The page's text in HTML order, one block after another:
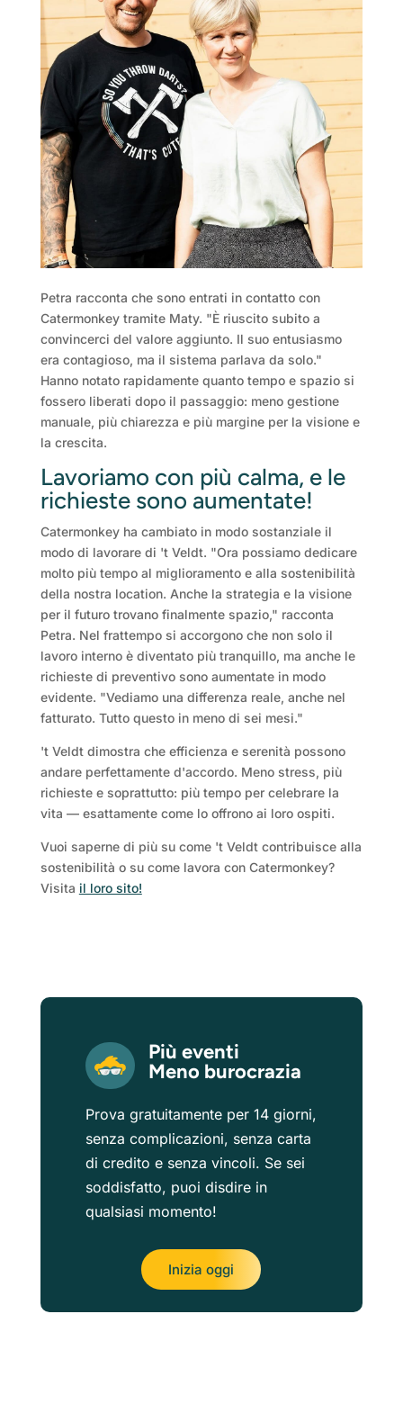
Petra racconta che sono entrati in contatto con
Catermonkey tramite Maty. "È riuscito subito a
convincerci del valore aggiunto. Il suo entusiasmo
era contagioso, ma il sistema parlava da solo."
Hanno notato rapidamente quanto tempo e spazio si
fossero liberati dopo il passaggio: meno gestione
manuale, più chiarezza e più margine per la visione e
la crescita.
Lavoriamo con più calma, e le
richieste sono aumentate!
Catermonkey ha cambiato in modo sostanziale il
modo di lavorare di 't Veldt. "Ora possiamo dedicare
molto più tempo al miglioramento e alla sostenibilità
della nostra location. Anche la strategia e la visione
per il futuro trovano finalmente spazio," racconta
Petra. Nel frattempo si accorgono che non solo il
lavoro interno è diventato più tranquillo, ma anche le
richieste di preventivo sono aumentate in modo
evidente. "Vediamo una differenza reale, anche nel
fatturato. Tutto questo in meno di sei mesi."
't Veldt dimostra che efficienza e serenità possono
andare perfettamente d'accordo. Meno stress, più
richieste e soprattutto: più tempo per celebrare la
vita — esattamente come lo offrono ai loro ospiti.
Vuoi saperne di più su come 't Veldt contribuisce alla
sostenibilità o su come lavora con Catermonkey?
Visita il loro sito!
Più eventi
Meno burocrazia
Prova gratuitamente per 14 giorni,
senza complicazioni, senza carta
di credito e senza vincoli. Se sei
soddisfatto, puoi disdire in
qualsiasi momento!
Inizia oggi